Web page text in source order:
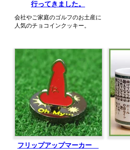
行ってきました。
会社やご家庭のゴルフのお土産に
人気のチョコインクッキー。
フリップアップマーカー